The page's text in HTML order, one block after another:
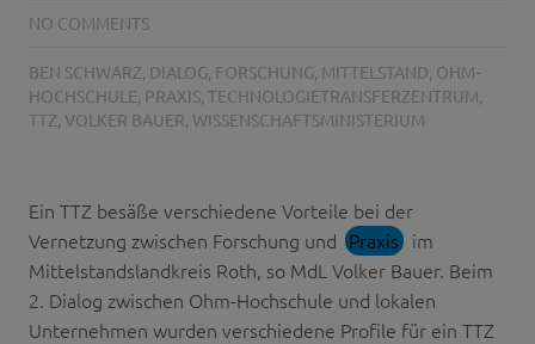
NO COMMENTS
BEN SCHWARZ, DIALOG, FORSCHUNG, MITTELSTAND, OHM-
HOCHSCHULE, PRAXIS, TECHNOLOGIETRANSFERZENTRUM,
TTZ, VOLKER BAUER, WISSENSCHAFTSMINISTERIUM
Ein TTZ besäße verschiedene Vorteile bei der
Vernetzung zwischen Forschung und Praxis im
Mittelstandslandkreis Roth, so MdL Volker Bauer. Beim
2. Dialog zwischen Ohm-Hochschule und lokalen
Unternehmen wurden verschiedene Profile für ein TTZ